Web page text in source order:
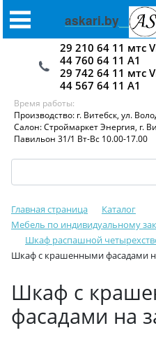
askari.by
29 210 64 11 мтс
44 760 64 11 А1
29 742 64 11 мтс
44 567 64 11 А1
Время работы:
Производство: г. Витебск, ул.
Салон: Строймаркет Энергия, г.
Павильон 31/1 Вт-Вс 10.00-17.00
Главная страница
Каталог
Мебель по индивидуальному
Шкаф распашной
Шкаф с крашенными фасадами
Шкаф с
фасадами на